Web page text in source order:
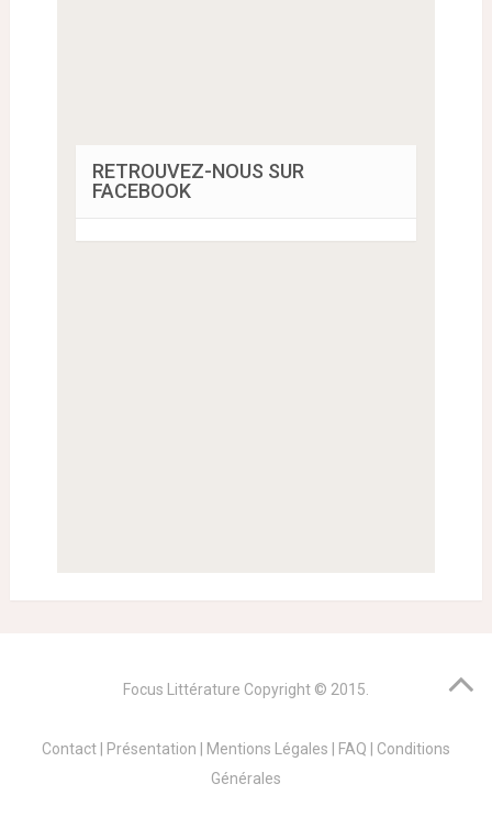
RETROUVEZ-NOUS SUR
FACEBOOK
Focus Littérature Copyright © 2015.
Contact Présentation Mentions Légales FAQ
Conditions
Générales